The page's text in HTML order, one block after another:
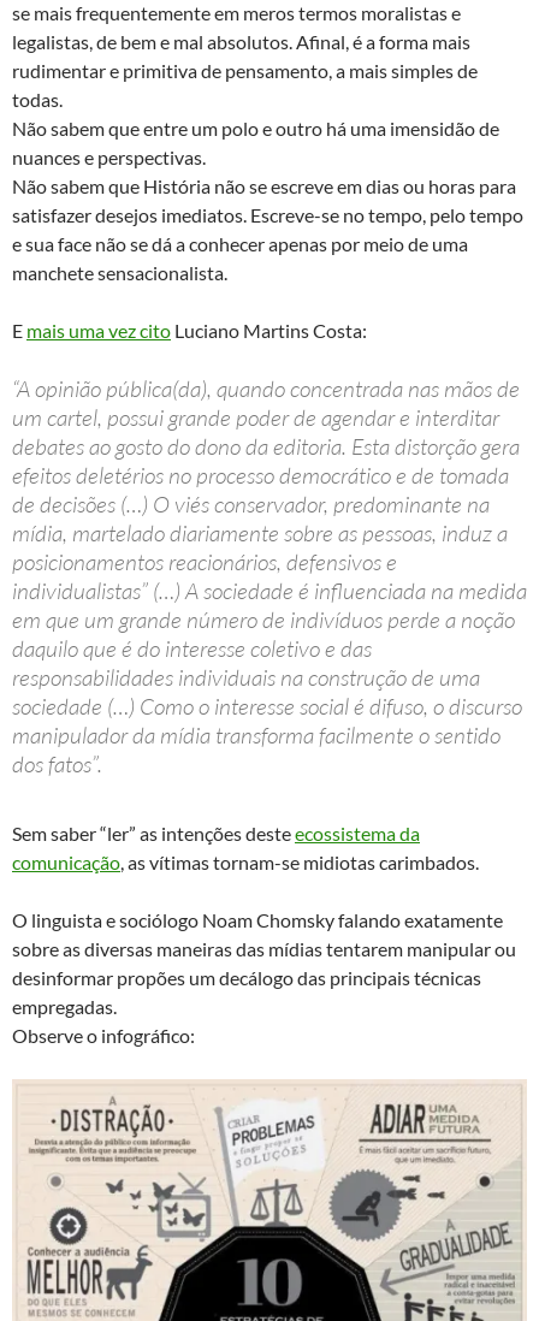
se mais frequentemente em meros termos moralistas e
legalistas, de bem e mal absolutos. Afinal, é a forma mais
rudimentar e primitiva de pensamento, a mais simples de
todas.
Não sabem que entre um polo e outro há uma imensidão de
nuances e perspectivas.
Não sabem que História não se escreve em dias ou horas para
satisfazer desejos imediatos. Escreve-se no tempo, pelo tempo
e sua face não se dá a conhecer apenas por meio de uma
manchete sensacionalista.
E mais uma vez cito Luciano Martins Costa:
“A opinião pública(da), quando concentrada nas mãos de
um cartel, possui grande poder de agendar e interditar
debates ao gosto do dono da editoria. Esta distorção gera
efeitos deletérios no processo democrático e de tomada
de decisões (…) O viés conservador, predominante na
mídia, martelado diariamente sobre as pessoas, induz a
posicionamentos reacionários, defensivos e
individualistas” (…) A sociedade é influenciada na medida
em que um grande número de indivíduos perde a noção
daquilo que é do interesse coletivo e das
responsabilidades individuais na construção de uma
sociedade (…) Como o interesse social é difuso, o discurso
manipulador da mídia transforma facilmente o sentido
dos fatos”.
Sem saber “ler” as intenções desteecossistema da
comunicação , as vítimas tornam-se midiotas carimbados.
O linguista e sociólogo Noam Chomsky falando exatamente
sobre as diversas maneiras das mídias tentarem manipular ou
desinformar propões um decálogo das principais técnicas
empregadas.
Observe o infográfico: